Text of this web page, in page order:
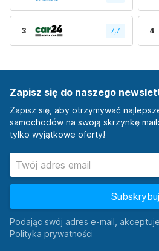
3 7,7 4
Zapisz się do naszego
Zapisz się, aby otrzymywać
samochodów na swoją skrzynkę
tylko wyjątkowe oferty!
Subskrybuj
Podając swój adres e-mail,